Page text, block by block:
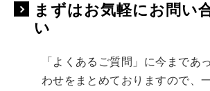
まずはお気軽にお問い
い
「よくあるご質問」に今まであ
わせをまとめておりますので、